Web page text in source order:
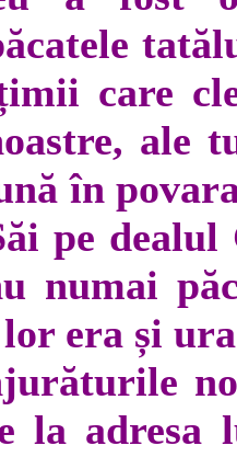
care
ale
în
pe
numai
era și
la adresa